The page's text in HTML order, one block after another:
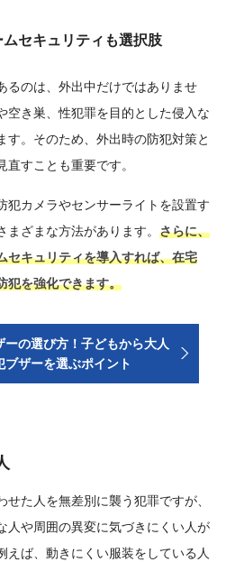
セキュリティも選択肢
るのは、外出中だけではありませ
空き巣、性犯罪を目的とした侵入な
す。そのため、外出時の防犯対策と
すことも重要です。
犯カメラやセンサーライトを設置す
ざまな方法があります。 さらに、
セキュリティを導入すれば、在宅
犯を強化できます。
ーの選び方！子どもから大人
ブザーを選ぶポイント
た人を無差別に襲う犯罪ですが、
人や周囲の異変に気づきにくい人が
えば、動きにくい服装をしている人